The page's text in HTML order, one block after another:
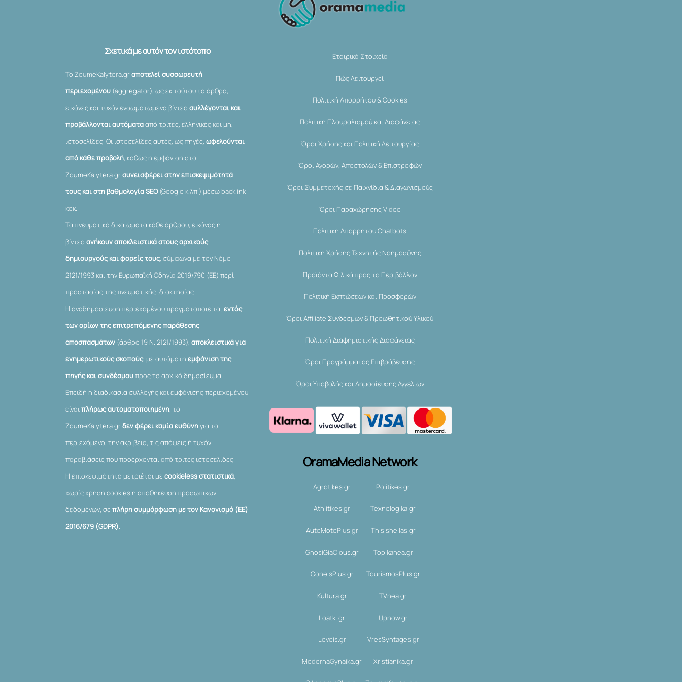
To
Σχετικά με αυτόν τον ιστότοπο
Το ZoumeKalytera.grαποτελεί συσσωρευτή
περιεχομένου (aggregator), ως εκ τούτου τα άρθρα,
εικόνες και τυχόν ενσωματωμένα βίντεοσυλλέγονται και
προβάλλονται αυτόματααπό τρίτες, ελληνικές και μη,
ιστοσελίδες. Οι ιστοσελίδες αυτές, ως πηγές,ωφελούνται
από κάθε προβολή, καθώς η εμφάνιση στο
ZoumeKalytera.gr συνεισφέρει στην επισκεψιμότητά
τους και στη βαθμολογία SEO(Google κ.λπ.) μέσω backlink
κοκ.
Τα πνευματικά δικαιώματα κάθε άρθρου, εικόνας ή
βίντεοανήκουν αποκλειστικά στους αρχικούς
δημιουργούς και φορείς τους, σύμφωνα με τον Νόμο
2121/1993 και την Ευρωπαϊκή Οδηγία 2019/790 (ΕΕ) περί
προστασίας της πνευματικής ιδιοκτησίας.
Η αναδημοσίευση περιεχομένου πραγματοποιείταιεντός
των ορίων της επιτρεπόμενης παράθεσης
αποσπασμάτων (άρθρο 19 Ν. 2121/1993), αποκλειστικά για
ενημερωτικούς σκοπούς, με αυτόματηεμφάνιση της
πηγής και συνδέσμουπρος το αρχικό δημοσίευμα.
Επειδή η διαδικασία συλλογής και εμφάνισης περιεχομένου
είναιπλήρως αυτοματοποιημένη, το
ZoumeKalytera.grδεν φέρει καμία ευθύνηγια το
περιεχόμενο, την ακρίβεια, τις απόψεις ή τυχόν
παραβιάσεις που προέρχονται από τρίτες ιστοσελίδες.
Η επισκεψιμότητα μετριέται μεcookieless στατιστικά,
χωρίς χρήση cookies ή αποθήκευση προσωπικών
δεδομένων, σεπλήρη συμμόρφωση με τον Κανονισμό (ΕΕ)
2016/679 (GDPR).
Εταιρικά Στοιχεία
Πώς Λειτουργεί
Πολιτική Απορρήτου & Cookies
Πολιτική Πλουραλισμού και Διαφάνειας
Όροι Χρήσης και Πολιτική Λειτουργίας
Όροι Αγορών, Αποστολών & Επιστροφών
Όροι Συμμετοχής σε Παιχνίδια & Διαγωνισμούς
Όροι Παραχώρησης Video
Πολιτική Απορρήτου Chatbots
Πολιτική Χρήσης Τεχνητής Νοημοσύνης
Προϊόντα Φιλικά προς το Περιβάλλον
Πολιτική Εκπτώσεων και Προσφορών
Όροι Affiliate Συνδέσμων & Προωθητικού Υλικού
Πολιτική Διαφημιστικής Διαφάνειας
Όροι Προγράμματος Επιβράβευσης
Όροι Υποβολής και Δημοσίευσης Αγγελιών
OramaMedia Network
Agrotikes.gr Politikes.gr
Athlitikes.gr Texnologika.gr
AutoMotoPlus.gr Thisishellas.gr
GnosiGiaOlous.gr Topikanea.gr
GoneisPlus.gr TourismosPlus.gr
Kultura.gr TVnea.gr
Loatki.gr Upnow.gr
Loveis.gr VresSyntages.gr
ModernaGynaika.gr Xristianika.gr